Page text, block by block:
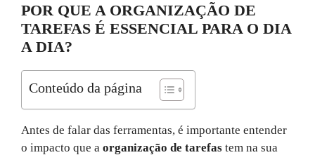
POR QUE A ORGANIZAÇÃO DE
TAREFAS É ESSENCIAL PARA O DIA
A DIA?
Conteúdo da página
Antes de falar das ferramentas, é importante entender
o impacto que a organização de tarefas tem na sua